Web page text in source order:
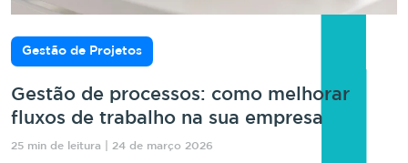
Gestão de Projetos
Gestão de processos: como melhorar
fluxos de trabalho na sua empresa
25 min de leitura | 24 de março 2026